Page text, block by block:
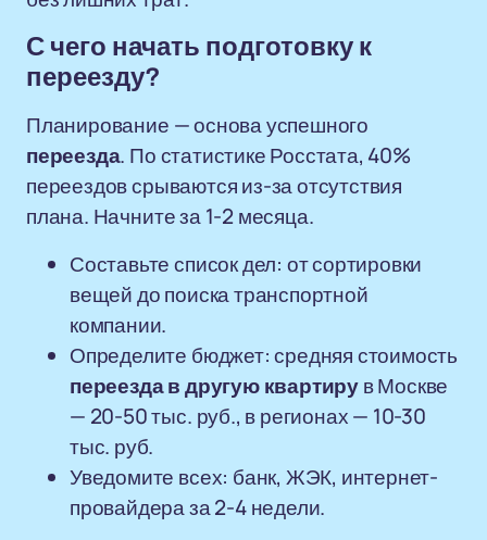
С чего начать подготовку к
переезду?
Планирование — основа успешного
переезда. По статистике Росстата, 40%
переездов срываются из-за отсутствия
плана. Начните за 1-2 месяца.
Составьте список дел: от сортировки
вещей до поиска транспортной
компании.
Определите бюджет: средняя стоимость
переезда в другую квартирув Москве
— 20-50 тыс. руб., в регионах — 10-30
тыс. руб.
Уведомите всех: банк, ЖЭК, интернет-
провайдера за 2-4 недели.